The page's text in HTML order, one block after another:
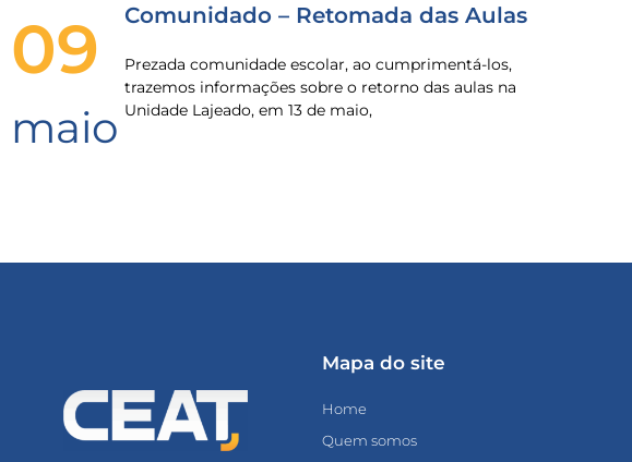
09
maio
Comunidado – Retomada das Aulas
Prezada comunidade escolar, ao cumprimentá-los,
trazemos informações sobre o retorno das aulas na
Unidade Lajeado, em 13 de maio,
Mapa do site
Home
Quem somos